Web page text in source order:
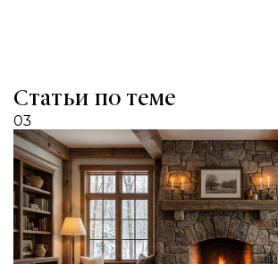
Статьи по теме
03